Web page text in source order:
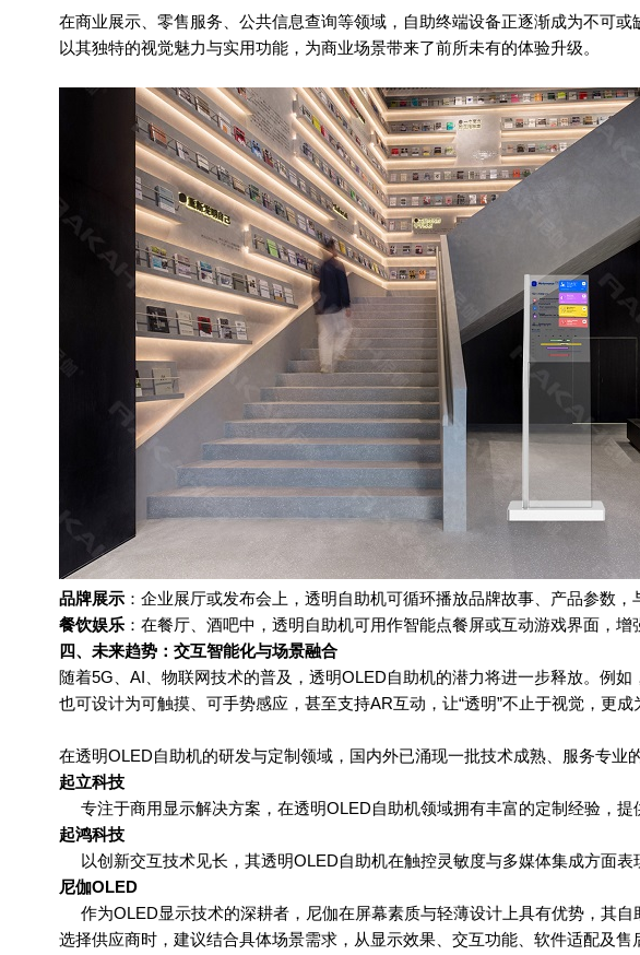
在商业展示、零售服务、公共信息查询等领域，自助终端设备正逐渐成为不可或
以其独特的视觉魅力与实用功能，为商业场景带来了前所未有的体验升级。
品牌展示：企业展厅或发布会上，透明自助机可循环播放品牌故事、产品参数，
餐饮娱乐：在餐厅、酒吧中，透明自助机可用作智能点餐屏或互动游戏界面，增
四、未来趋势：交互智能化与场景融合
随着5G AI 、物联网技术的普及，透明OLED自助机的潜力将进一步释放。例
也可设计为可触摸、可手势感应，甚至支持AR互动，让“透明”不止于视觉，更成
在透明OLED自助机的研发与定制领域，国内外已涌现一批技术成熟、服务专
起立科技
专注于商用显示解决方案，在透明OLED自助机领域拥有丰富的定制经验，
起鸿科技
以创新交互技术见长，其透明OLED自助机在触控灵敏度与多媒体集成方面
尼伽OLED
作为OLED显示技术的深耕者，尼伽在屏幕素质与轻薄设计上具有优势，其
选择供应商时，建议结合具体场景需求，从显示效果、交互功能、软件适配及